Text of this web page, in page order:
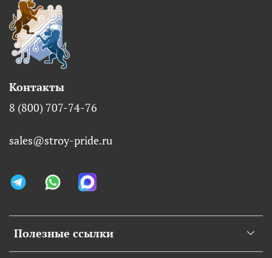
Полезные ссылки
Контакты
8 (800) 707-74-76
sales@stroy-pride.ru